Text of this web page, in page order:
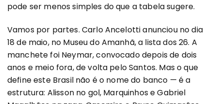
pode ser menos simples do que a tabela sugere.
Vamos por partes. Carlo Ancelotti anunciou no dia
18 de maio, no Museu do Amanhã, a lista dos 26. A
manchete foi Neymar, convocado depois de dois
anos e meio fora, de volta pelo Santos. Mas o que
define este Brasil não é o nome do banco — é a
estrutura: Alisson no gol, Marquinhos e Gabriel